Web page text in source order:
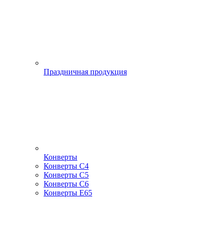
Праздничная продукция
Конверты
Конверты С4
Конверты С5
Конверты С6
Конверты Е65